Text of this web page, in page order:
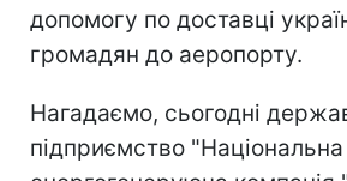
допомогу по доставці
громадян до аеропорту.
Нагадаємо, сьогодні
підприємство